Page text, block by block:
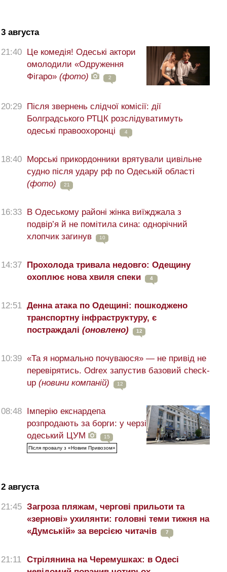
3 августа
21:40 Це комедія! Одеські актори
омолодили «Одруження
Фігаро» (фото) 2
20:29 Після звернень слідчої комісії: дії
Болградського РТЦК розслідуватимуть
одеські правоохоронці
4
18:40 Морські прикордонники врятували цивільне
судно після удару рф по Одеській області
(фото)
21
16:33 В Одеському районі жінка виїжджала з
подвір’я й не помітила сина: однорічний
хлопчик загинув
10
14:37 Прохолода тривала недовго: Одещину
охоплює нова хвиля спеки
4
12:51 Денна атака по Одещині: пошкоджено
транспортну інфраструктуру, є
постраждалі (оновлено) 12
10:39 «Та я нормально почуваюся» — не привід не
перевірятись. Odrex запустив базовий check-
up (новини компаній) 12
08:48 Імперію екснардепа
розпродають за борги: у черзі
одеський ЦУМ
15
Після провалу з «Новим Привозом»
2 августа
21:45 Загроза пляжам, чергові прильоти та
«зернові» ухилянти: головні теми тижня на
«Думській» за версією читачів
7
21:11
Стрілянина на Черемушках: в Одесі